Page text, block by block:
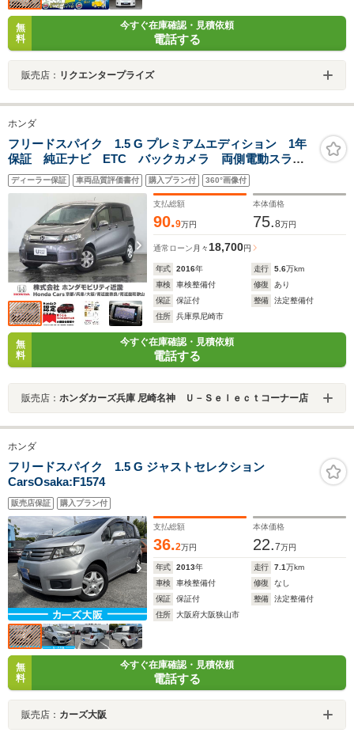
無
料
今すぐ在庫確認・見積依頼
電話する
販売店： リクエンタープライズ
ホンダ
フリードスパイク 1.5 G プレミアムエディション 1年
保証 純正ナビ ETC バックカメラ 両側電動スライ
ドドア クルーズコントロール TV DVD HIDヘッド
ライト スマートキー1個 横滑り防止装置 オートライ
ディーラー保証 車両品質評価書付 購入プラン付 360°画像付
支払総額
90.9万円
本体価格
75.8万円
通常ローン 月々18,700円
年式 2016年 走行 5.6万km
車検
車検整備付 修復
あり
保証
保証付 整備
法定整備付
住所
兵庫県尼崎市
無
料
今すぐ在庫確認・見積依頼
電話する
販売店： ホンダカーズ兵庫 尼崎名神 Ｕ－Ｓｅｌｅｃｔコーナー店
ホンダ
フリードスパイク 1.5 G ジャストセレクション
CarsOsaka:F1574
販売店保証 購入プラン付
支払総額
36.2万円
本体価格
22.7万円
年式 2013年 走行 7.1万km
車検
車検整備付 修復
なし
保証
保証付 整備
法定整備付
住所
大阪府大阪狭山市
無
料
今すぐ在庫確認・見積依頼
電話する
販売店： カーズ大阪